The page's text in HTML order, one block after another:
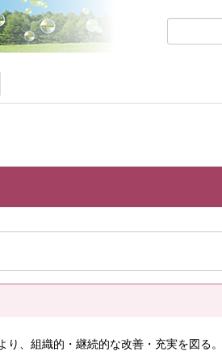
、組織的・継続的な改善・充実を図る。